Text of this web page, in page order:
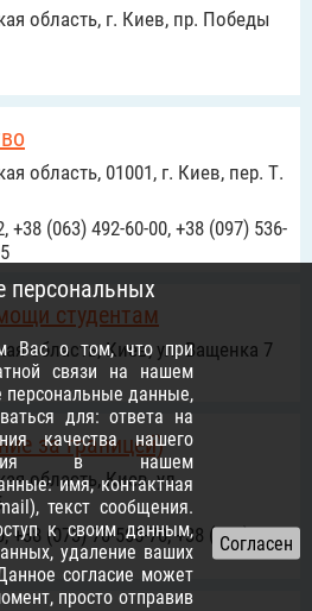
область, г. Киев, пр. Победы
область, 01001, г. Киев, пер. Т.
+38 (063) 492-60-00, +38 (097) 536-
студентам
область, Киев, ул. Ващенка 7
за границей)
область, Киев, ул.
+38 (073) 70-505-70, +38 (099) 70-
персональных
Вас о том, что при
связи на нашем
персональные данные,
для: ответа на
качества нашего
в нашем
имя, контактная
текст сообщения.
к своим данным,
удаление ваших
согласие может
просто отправив